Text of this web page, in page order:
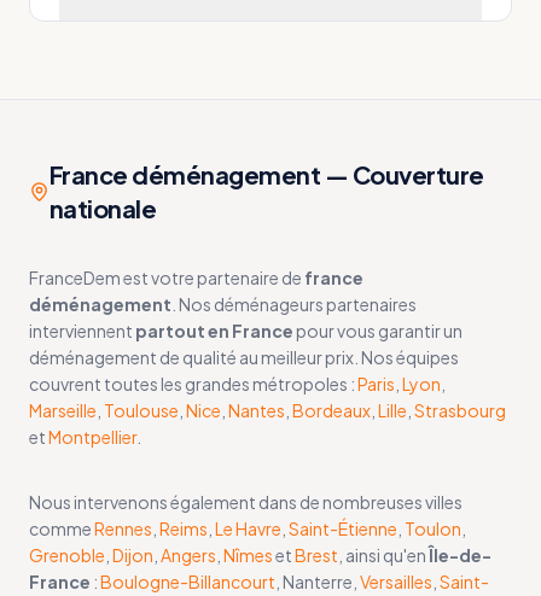
France déménagement — Couverture
nationale
FranceDem est votre partenaire de france
déménagement . Nos déménageurs partenaires
interviennent partout en France pour vous garantir un
déménagement de qualité au meilleur prix. Nos équipes
couvrent toutes les grandes métropoles :Paris Lyon
Marseille Toulouse Nice Nantes Bordeaux Lille Strasbourg
etMontpellier.
Nous intervenons également dans de nombreuses villes
commeRennes Reims Le Havre Saint-Étienne Toulon
Grenoble Dijon Angers NîmesetBrest , ainsi qu'enÎle-de-
France :Boulogne-Billancourt , Nanterre, Versailles Saint-